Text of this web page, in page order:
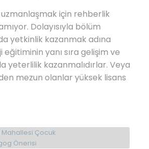
için rehberlik
Dolayısıyla bölüm
yetkinlik kazanmak adına
yanı sıra gelişim ve
yeterlilik kazanmalıdırlar. Veya
mezun olanlar yüksek lisans
Çocuk
Önerisi